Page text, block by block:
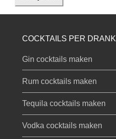
COCKTAILS PER DRANK
Gin cocktails maken
Rum cocktails maken
Tequila cocktails maken
Vodka cocktails maken